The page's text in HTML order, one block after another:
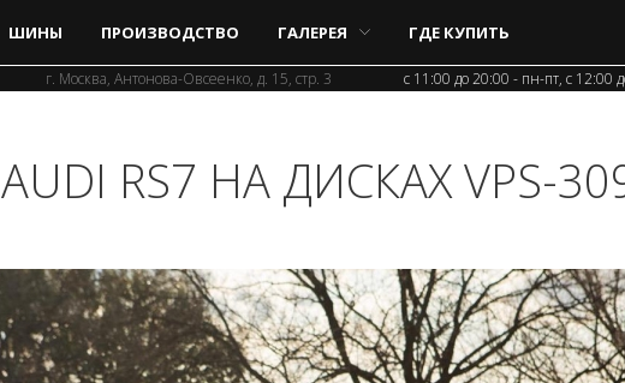
ШИНЫ ПРОИЗВОДСТВО ГАЛЕРЕЯ ГДЕ КУПИТЬ
г. Москва, Антонова-Овсеенко, д. 15, стр. 3 c 11:00 до 20:00 - пн-пт, с 12:00
AUDI RS7 НА ДИСКАХ VPS-